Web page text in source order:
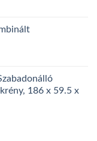
Ft. 186 x 59.5 x